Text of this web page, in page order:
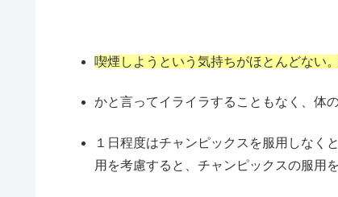
喫煙しようという気持ちがほとんどない
かと言ってイライラすることもなく、体
１日程度はチャンピックスを服用しなく
用を考慮すると、チャンピックスの服用